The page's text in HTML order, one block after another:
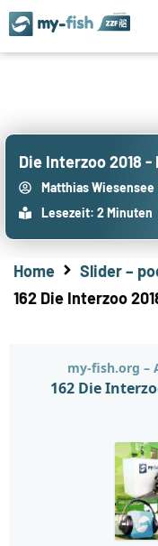
Die Interzoo 2018
Matthias Wiesensee
Lesezeit: 2 Minuten
Home Slider –
162 Die Interzoo